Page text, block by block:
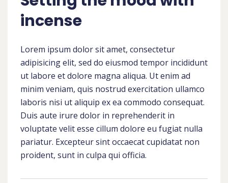
incense
Lorem ipsum dolor sit amet, consectetur
adipisicing elit, sed do eiusmod tempor incididunt
ut labore et dolore magna aliqua. Ut enim ad
minim veniam, quis nostrud exercitation ullamco
laboris nisi ut aliquip ex ea commodo consequat.
Duis aute irure dolor in reprehenderit in
voluptate velit esse cillum dolore eu fugiat nulla
pariatur. Excepteur sint occaecat cupidatat non
proident, sunt in culpa qui officia.